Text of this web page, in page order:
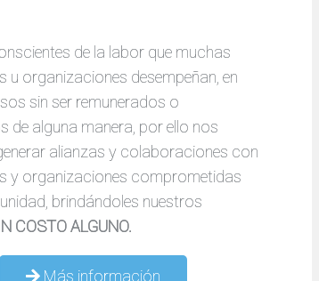
de la labor que muchas
u organizaciones desempeñan, en
sin ser remunerados o
de alguna manera, por ello nos
alianzas y colaboraciones con
y organizaciones comprometidas
brindándoles nuestros
COSTO ALGUNO.
Más información